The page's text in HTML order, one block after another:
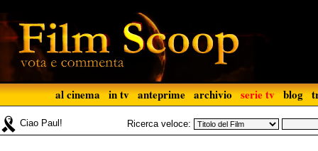
al cinema in tv anteprime archivio serie tv blog
Ciao Paul! Ricerca veloce: